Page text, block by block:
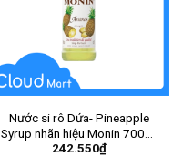
Nước si rô Dứa- Pineapple
Syrup nhãn hiệu Monin 700ml
– Chai
242.550₫